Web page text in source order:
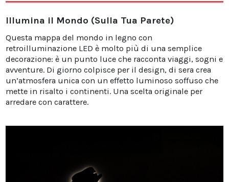
Illumina il Mondo (Sulla Tua Parete)
Questa mappa del mondo in legno con
retroilluminazione LED è molto più di una semplice
decorazione: è un punto luce che racconta viaggi, sogni e
avventure. Di giorno colpisce per il design, di sera crea
un’atmosfera unica con un effetto luminoso soffuso che
mette in risalto i continenti. Una scelta originale per
arredare con carattere.